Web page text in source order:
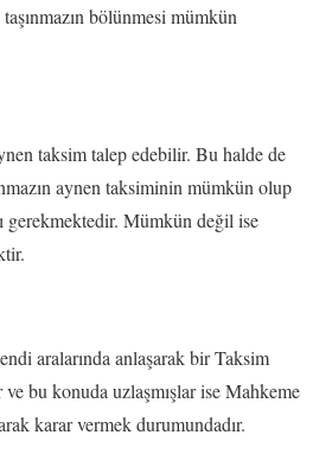
bölünmesi mümkün
taksim talep edebilir. Bu halde de
aynen taksiminin mümkün olup
gerekmektedir. Mümkün değil ise
aralarında anlaşarak bir Taksim
ve bu konuda uzlaşmışlar ise Mahkeme
karar vermek durumundadır.